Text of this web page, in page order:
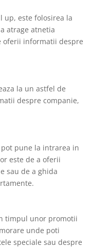
up, este folosirea la
atrage atnetia
oferii informatii despre
la un astfel de
despre companie,
pune la intrarea in
este de a oferii
sau de a ghida
timpul unor promotii
unde poti
speciale sau despre